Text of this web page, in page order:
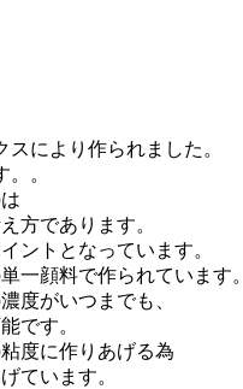
により作られました。
。
方であります。
ントとなっています。
一顔料で作られています。
度がいつまでも、
です。
度に作りあげる為
ています。